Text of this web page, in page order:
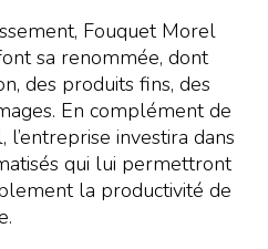
Fouquet Morel
sa renommée, dont
des produits fins, des
En complément de
investira dans
qui lui permettront
la productivité de